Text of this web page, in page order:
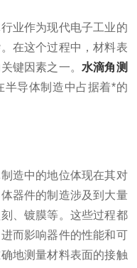
业作为现代电子工业的
在这个过程中，材料表
键因素之一。 水滴角测
半导体制造中占据着*的
造中的地位体现在其对
器件的制造涉及到大量
、镀膜等。这些过程都
而影响器件的性能和可
地测量材料表面的接触